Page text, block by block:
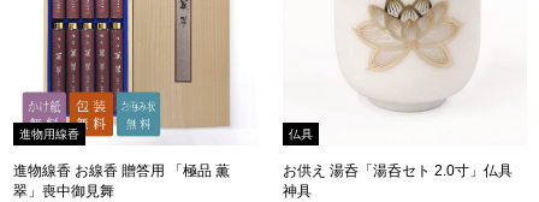
進物用線香
進物線香 お線香 贈答用 「極品 薫
翠」喪中御見舞
仏具
お供え 湯呑「湯呑セト 2.0寸」仏具
神具